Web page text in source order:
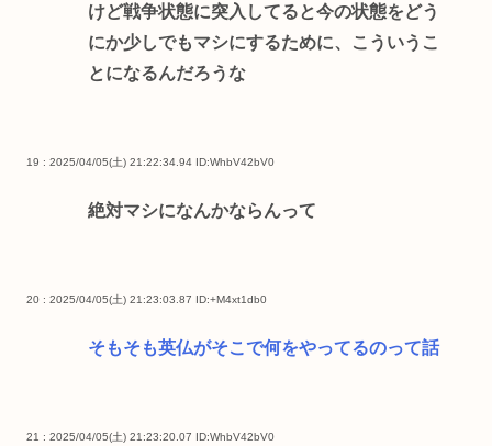
けど戦争状態に突入してると今の状態をどう
にか少しでもマシにするために、こういうこ
とになるんだろうな
19 : 2025/04/05(土) 21:22:34.94 ID:WhbV42bV0
絶対マシになんかならんって
20 : 2025/04/05(土) 21:23:03.87 ID:+M4xt1db0
そもそも英仏がそこで何をやってるのって話
21 : 2025/04/05(土) 21:23:20.07 ID:WhbV42bV0